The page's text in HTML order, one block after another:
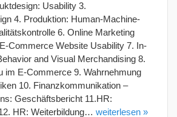
Usability 3.
4. Produktion: Human-Machine-
6. Online Marketing
Commerce Website Usability 7. In-
and Visual Merchandising 8.
im E-Commerce 9. Wahrnehmung
10. Finanzkommunikation –
Geschäftsbericht 11.HR:
HR: Weiterbildung… weiterlesen »